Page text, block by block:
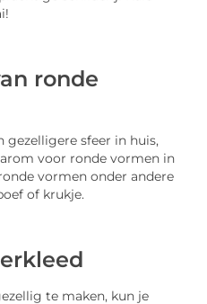
ronde
gezelligere sfeer in huis,
voor ronde vormen in
vormen onder andere
of krukje.
te maken, kun je